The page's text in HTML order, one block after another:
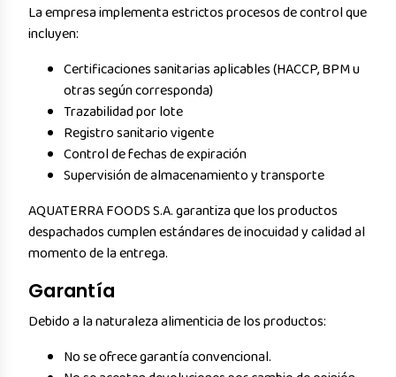
La empresa implementa estrictos procesos de control que
incluyen:
Certificaciones sanitarias aplicables (HACCP, BPM u
otras según corresponda)
Trazabilidad por lote
Registro sanitario vigente
Control de fechas de expiración
Supervisión de almacenamiento y transporte
AQUATERRA FOODS S.A. garantiza que los productos
despachados cumplen estándares de inocuidad y calidad al
momento de la entrega.
Garantía
Debido a la naturaleza alimenticia de los productos:
No se ofrece garantía convencional.